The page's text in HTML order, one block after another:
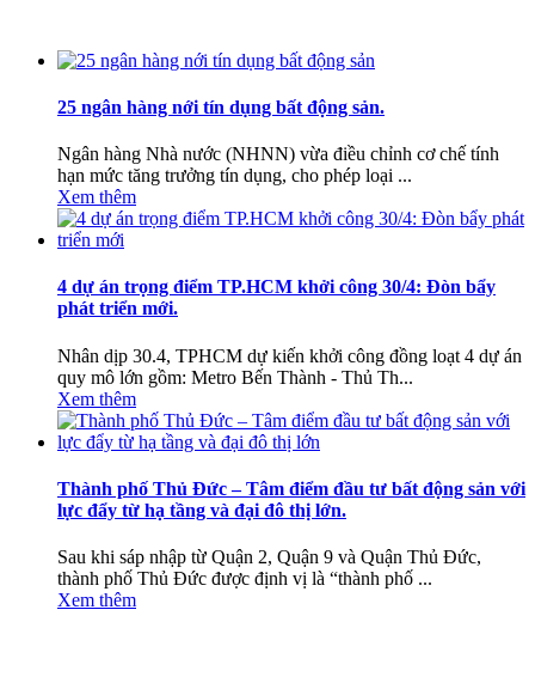
25 ngân hàng nới tín dụng bất động sản.
Ngân hàng Nhà nước (NHNN) vừa điều chỉnh cơ chế tính
hạn mức tăng trưởng tín dụng, cho phép loại ...
Xem thêm
4 dự án trọng điểm TP.HCM khởi công 30/4: Đòn bẩy
phát triển mới.
Nhân dịp 30.4, TPHCM dự kiến khởi công đồng loạt 4 dự án
quy mô lớn gồm: Metro Bến Thành - Thủ Th...
Xem thêm
Thành phố Thủ Đức – Tâm điểm đầu tư bất động sản với
lực đẩy từ hạ tầng và đại đô thị lớn.
Sau khi sáp nhập từ Quận 2, Quận 9 và Quận Thủ Đức,
thành phố Thủ Đức được định vị là “thành phố ...
Xem thêm